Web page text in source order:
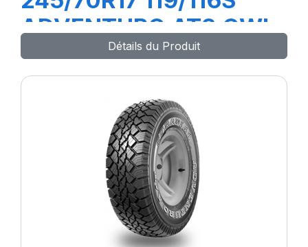
ADVENTURO AT3 OWL
Détails du Produit